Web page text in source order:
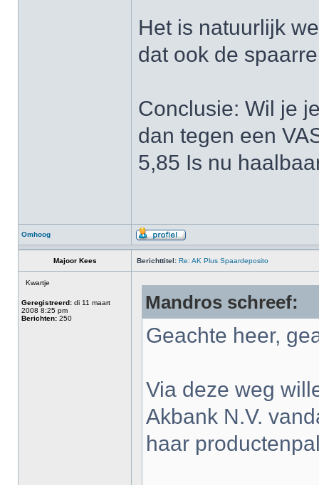
Het is natuurlijk
dat ook de
Conclusie: Wil je
dan tegen een
5,85 Is nu
Omhoog
Majoor Kees Berichttitel: Re: AK Plus Spaardeposito
Kwartje
Geregistreerd: di 11 maart
2008 8:25 pm
Berichten: 250
Mandros schreef:
Geachte heer,
Via deze weg
Akbank N.V.
haar